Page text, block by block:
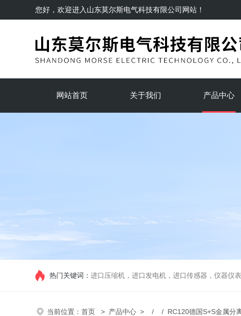
您好，欢迎进入 山东莫尔斯电气科技有限公司网站！
网站首页 关于我们 产品中心
热门关键词： 进口压缩机，进口发电机，进口传感器，仪器仪
当前位置： 首页 > 产品中心 > / / RC120德国S+S金属分